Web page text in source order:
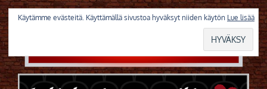
Skip
to
content
Käytämme evästeitä. Käyttämällä sivustoa hyväksyt niiden käytön Lue lisää